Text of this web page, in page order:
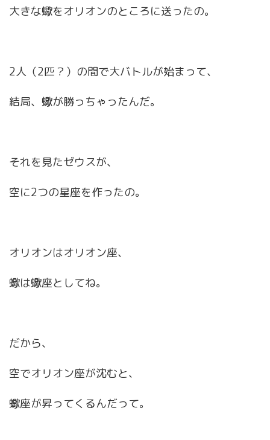
大きな蠍をオリオンのところに送ったの。
2人（2匹？）の間で大バトルが始まって、
結局、蠍が勝っちゃったんだ。
それを見たゼウスが、
空に2つの星座を作ったの。
オリオンはオリオン座、
蠍は蠍座としてね。
だから、
空でオリオン座が沈むと、
蠍座が昇ってくるんだって。